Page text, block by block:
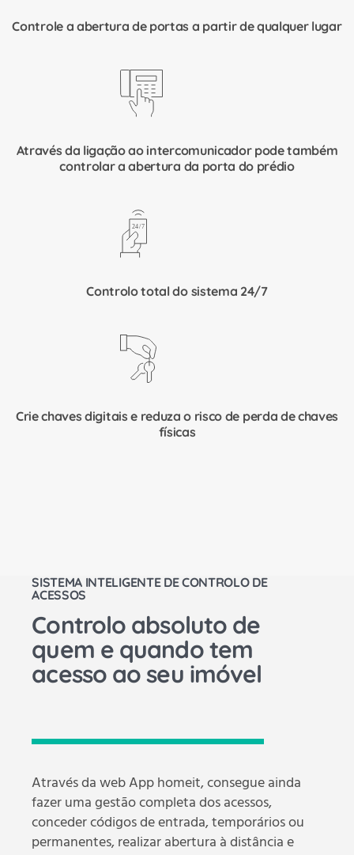
Controle a abertura de portas a partir de qualquer lugar
Através da ligação ao intercomunicador pode também
controlar a abertura da porta do prédio
Controlo total do sistema 24/7
Crie chaves digitais e reduza o risco de perda de chaves
físicas
SISTEMA INTELIGENTE DE CONTROLO DE
ACESSOS
Controlo absoluto de
quem e quando tem
acesso ao seu imóvel
Através da web App homeit, consegue ainda
fazer uma gestão completa dos acessos,
conceder códigos de entrada, temporários ou
permanentes, realizar abertura à distância e